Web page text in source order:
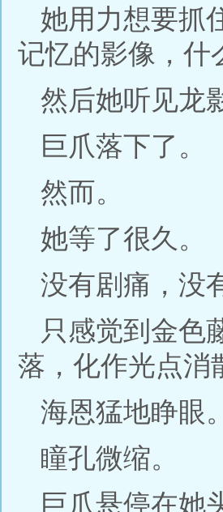
她用力想要抓
记忆的影像，什
然后她听见龙
巨爪落下了。
然而。
她等了很久。
没有剧痛，没
只感觉到金色
落，化作光点消
海恩猛地睁眼。
瞳孔微缩。
巨爪悬停在她